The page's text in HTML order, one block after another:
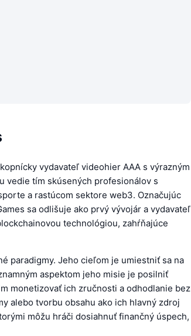
vydavateľ videohier AAA s výrazným
vedie tím skúsených profesionálov s
a rastúcom sektore web3. Označujúc
sa odlišuje ako prvý vývojár a vydavateľ
technológiou, zahŕňajúce
paradigmy. Jeho cieľom je umiestniť sa na
aspektom jeho misie je posilniť
monetizovať ich zručnosti a odhodlanie bez
alebo tvorbu obsahu ako ich hlavný zdroj
môžu hráči dosiahnuť finančný úspech,